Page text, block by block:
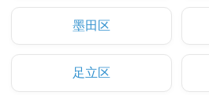
墨田区
足立区